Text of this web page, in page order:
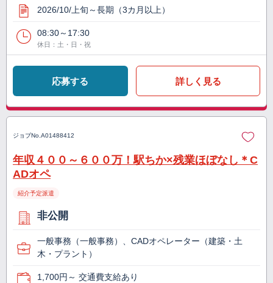
2026/10/上旬～長期（3カ月以上）
08:30～17:30
休日：土・日・祝
応募する 詳しく見る
ジョブNo. A01488412
年収４００～６００万！駅ちか×残業ほぼなし＊C
ADオペ
紹介予定派遣
非公開
一般事務（一般事務）、CADオペレーター（建築・土
木・プラント）
1,700円～ 交通費支給あり